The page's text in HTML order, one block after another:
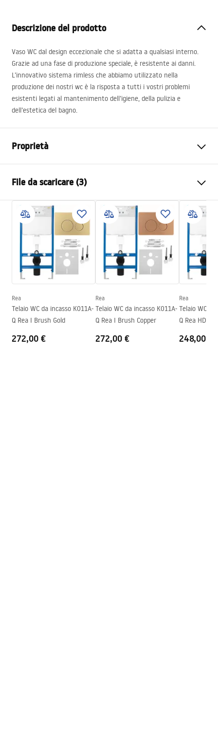
Descrizione del prodotto
Vaso WC dal design eccezionale che si adatta a qualsiasi interno.
Grazie ad una fase di produzione speciale, è resistente ai danni.
L’innovativo sistema rimless che abbiamo utilizzato nella
produzione dei nostri wc è la risposta a tutti i vostri problemi
esistenti legati al mantenimento dell’igiene, della pulizia e
dell’estetica del bagno.
Proprietà
Sistema di scarico
Colore
Bianco
Finitura
Lucido
Materiale
Ceramica sanitaria
Lunghezza
490
Larghezza
360mm
Altezza
mm
Distanza tra i bulloni di
montaggio
Sedile incluso Sì, dello stesso colore del vaso
File da scaricare (3)
Atest
ATEST-higieniczny.pdf
Installation instructions
instrukcja-montażu-misy-wc-video.mp4
Istruzioni di montaggio
Rea
Telaio WC da incasso K011A-
Q Rea I Brush Gold
272,00 €
Rea
Telaio WC da incasso K011A-
Q Rea I Brush Copper
272,00 €
Rea
Telaio WC
Q Rea HD
248,00 €